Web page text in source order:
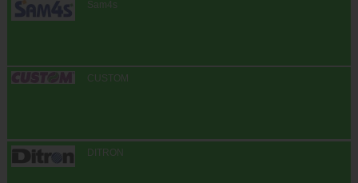
Sam4s
CUSTOM
DITRON